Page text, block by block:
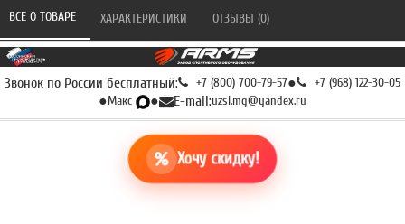
Звонок по России бесплатный: +7 (800) 700-79-57● +7 (968) 122-30-05
●Макс ● E-mail:uzsi.mg@yandex.ru
Хочу скидку!
ВСЕ О ТОВАРЕ ХАРАКТЕРИСТИКИ ОТЗЫВЫ (0)